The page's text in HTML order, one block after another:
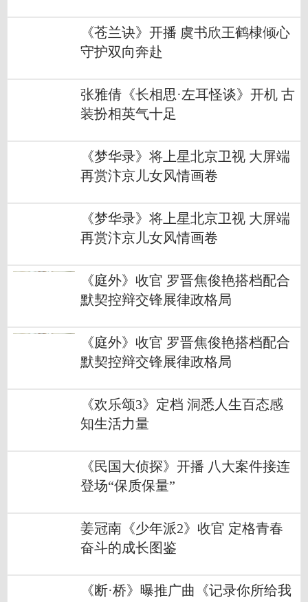
《苍兰诀》开播 虞书欣王鹤棣倾心
守护双向奔赴
张雅倩《长相思·左耳怪谈》开机 古
装扮相英气十足
《梦华录》将上星北京卫视 大屏端
再赏汴京儿女风情画卷
《梦华录》将上星北京卫视 大屏端
再赏汴京儿女风情画卷
《庭外》收官 罗晋焦俊艳搭档配合
默契控辩交锋展律政格局
《庭外》收官 罗晋焦俊艳搭档配合
默契控辩交锋展律政格局
《欢乐颂3》定档 洞悉人生百态感
知生活力量
《民国大侦探》开播 八大案件接连
登场“保质保量”
姜冠南《少年派2》收官 定格青春
奋斗的成长图鉴
《断·桥》曝推广曲《记录你所给我